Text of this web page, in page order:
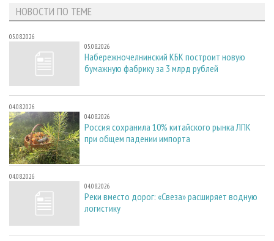
НОВОСТИ ПО ТЕМЕ
05.08.2026
05.08.2026
Набережночелнинский КБК построит новую
бумажную фабрику за 3 млрд рублей
04.08.2026
04.08.2026
Россия сохранила 10% китайского рынка ЛПК
при общем падении импорта
04.08.2026
04.08.2026
Реки вместо дорог: «Свеза» расширяет водную
логистику